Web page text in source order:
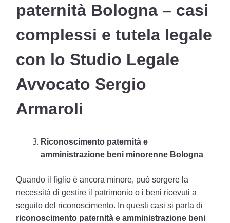
paternità Bologna – casi
complessi e tutela legale
con lo Studio Legale
Avvocato Sergio
Armaroli
Riconoscimento paternità e
amministrazione beni minorenne Bologna
Quando il figlio è ancora minore, può sorgere la
necessità di gestire il patrimonio o i beni ricevuti a
seguito del riconoscimento. In questi casi si parla di
riconoscimento paternità e amministrazione beni